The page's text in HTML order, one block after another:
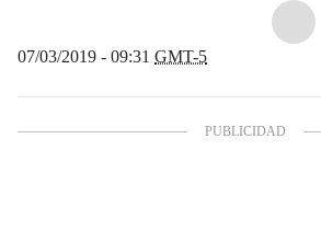
07/03/2019 - 09:31 GMT-5